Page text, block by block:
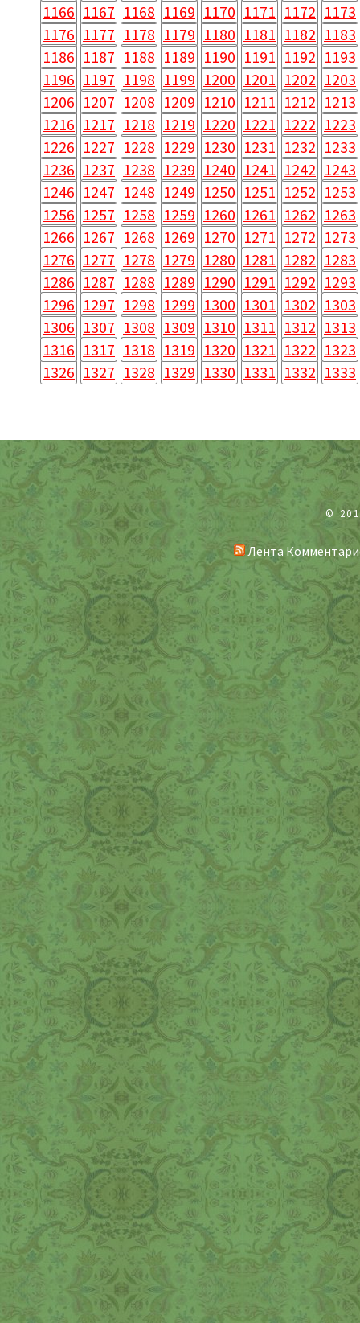
1166 1167 1168 1169 1170 1171 1172 1173
1176 1177 1178 1179 1180 1181 1182 1183
1186 1187 1188 1189 1190 1191 1192 1193
1196 1197 1198 1199 1200 1201 1202 1203
1206 1207 1208 1209 1210 1211 1212 1213
1216 1217 1218 1219 1220 1221 1222 1223
1226 1227 1228 1229 1230 1231 1232 1233
1236 1237 1238 1239 1240 1241 1242 1243
1246 1247 1248 1249 1250 1251 1252 1253
1256 1257 1258 1259 1260 1261 1262 1263
1266 1267 1268 1269 1270 1271 1272 1273
1276 1277 1278 1279 1280 1281 1282 1283
1286 1287 1288 1289 1290 1291 1292 1293
1296 1297 1298 1299 1300 1301 1302 1303
1306 1307 1308 1309 1310 1311 1312 1313
1316 1317 1318 1319 1320 1321 1322 1323
1326 1327 1328 1329 1330 1331 1332 1333
©
Лента